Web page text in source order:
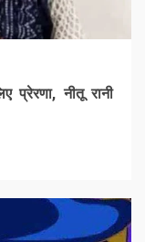
प्रेरणा, नीतू रानी